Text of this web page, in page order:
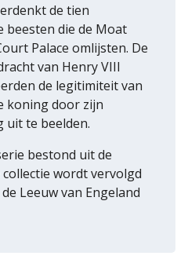
de tien
beesten die de Moat
Palace omlijsten. De
van Henry VIII
de legitimiteit van
koning door zijn
uit te beelden.
bestond uit de
wordt vervolgd
Leeuw van Engeland